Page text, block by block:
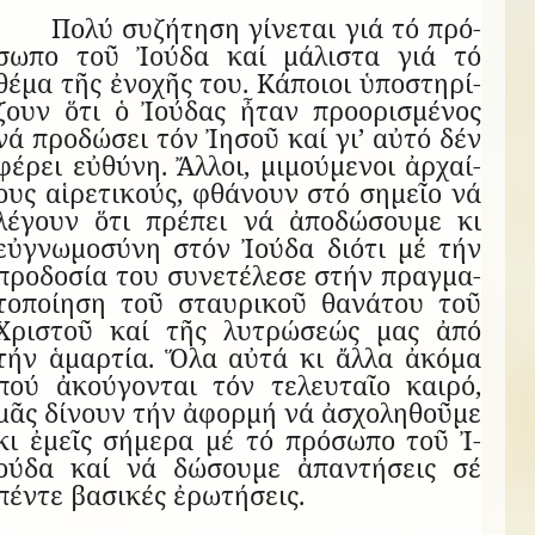
Πολύ συ­ζή­τηση γί­νε­ται γιά τό πρό­
τοῦ Ἰ­ούδα καί μά­λι­στα γιά τό
τῆς ἐ­νο­χῆς του. Κά­ποιοι ὑ­πο­στη­ρί­
ὅτι ὁ Ἰ­ού­δας ἦ­ταν προ­ο­ρι­σμέ­νος
προ­δώ­σει τόν Ἰ­η­σοῦ καί γι’ αὐτό δέν
εὐ­θύνη. Ἄλ­λοι, μι­μού­με­νοι ἀρ­χαί­
αἱ­ρε­τι­κούς, φθά­νουν στό ση­μεῖο νά
ὅτι πρέ­πει νά ἀ­πο­δώ­σουμε κι
στόν Ἰ­ούδα δι­ότι μέ τήν
του συ­νε­τέ­λεσε στήν πρα­γμα­
τοῦ σταυ­ρι­κοῦ θα­νά­του τοῦ
καί τῆς λυ­τρώ­σεώς μας ἀπό
ἁ­μαρ­τία. Ὅλα αὐτά κι ἄλλα ἀ­κόμα
ἀ­κού­γον­ται τόν τε­λευ­ταῖο καιρό,
δί­νουν τήν ἀ­φορμή νά ἀ­σχο­λη­θοῦμε
ἐ­μεῖς σή­μερα μέ τό πρό­σωπο τοῦ Ἰ­
καί νά δώ­σουμε ἀ­παν­τή­σεις σέ
βα­σι­κές ἐ­ρω­τή­σεις.